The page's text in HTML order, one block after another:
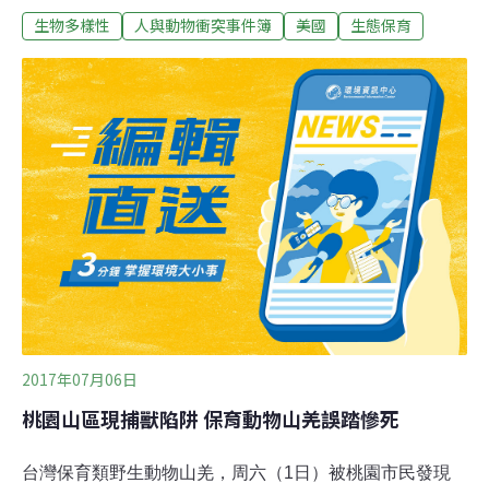
適應有人類在附近的生活，無論是在城市或郊區，目前尚
的影片刪去了可能激怒猴群的片段。
生物多樣性 人與動物衝突事件簿 美國 生態保育
2017年07月06日
桃園山區現捕獸陷阱 保育動物山羌誤踏慘死
台灣保育類野生動物山羌，周六（1日）被桃園市民發現